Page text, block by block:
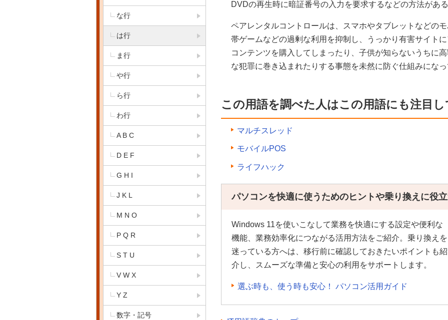
DVDの再生時に暗証番号の入力を要求するなどの方法があ
ペアレンタルコントロールは、スマホやタブレットなどの
帯ゲームなどの過剰な利用を抑制し、うっかり有害サイト
コンテンツを購入してしまったり、子供が知らないうちに
な犯罪に巻き込まれたりする事態を未然に防ぐ仕組みにな
この用語を調べた人はこの用語にも注目
マルチスレッド
モバイルPOS
ライフハック
パソコンを快適に使うためのヒントや乗り換えに役
Windows 11を使いこなして業務を快適にする設定や便利な
機能、業務効率化につながる活用方法をご紹介。乗り換えを
迷っている方へは、移行前に確認しておきたいポイントも紹
介し、スムーズな準備と安心の利用をサポートします。
選ぶ時も、使う時も安心！ パソコン活用ガイド
な行
は行
ま行
や行
ら行
わ行
A B C
D E F
G H I
J K L
M N O
P Q R
S T U
V W X
Y Z
数字・記号